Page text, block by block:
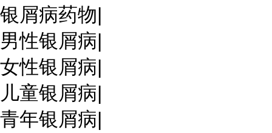
银屑病药物|
男性银屑病|
女性银屑病|
儿童银屑病|
青年银屑病|